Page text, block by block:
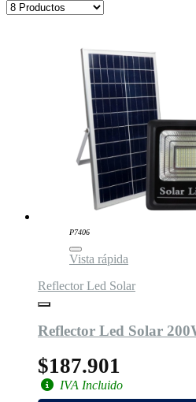
P7406
Vista rápida
Reflector Led Solar
Reflector Led Solar
$187.901
IVA Incluido